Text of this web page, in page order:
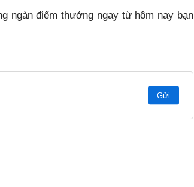
ngàn điểm thưởng ngay từ hôm nay bạn
Gửi